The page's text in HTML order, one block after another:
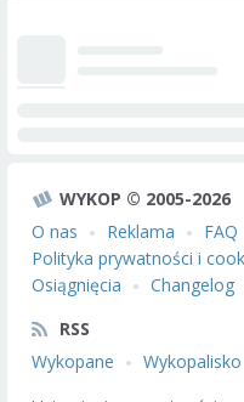
WYKOP © 2005-2026
O nas
Reklama FAQ
Polityka prywatności i
Osiągnięcia
Changelog
RSS
Wykopane
Wykopalisko